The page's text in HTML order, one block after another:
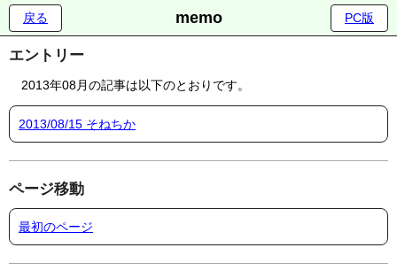
memo
戻る PC版
エントリー
2013年08月の記事は以下のとおりです。
2013/08/15 そねちか
ページ移動
最初のページ